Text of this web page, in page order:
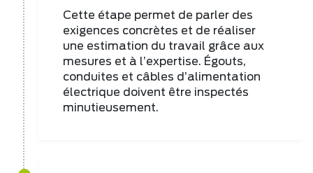
Cette étape permet de parler des
exigences concrètes et de réaliser
une estimation du travail grâce aux
mesures et à l’expertise. Égouts,
conduites et câbles d’alimentation
électrique doivent être inspectés
minutieusement.